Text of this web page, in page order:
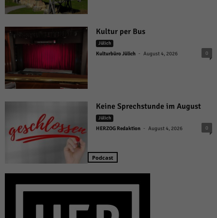
Kultur per Bus
Jülich
Kulturbüro Jülich - August 4, 2026 0
Keine Sprechstunde im August
Jülich
HERZOG Redaktion - August 4, 2026 0
Podcast